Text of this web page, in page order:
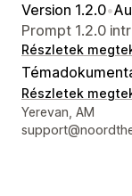
Version 1.2.0•
Prompt 1.2.0
Részletek
Részletek
Dizájner
Yerevan, AM